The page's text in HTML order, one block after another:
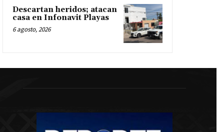
Descartan heridos; atacan
casa en Infonavit Playas
6 agosto, 2026